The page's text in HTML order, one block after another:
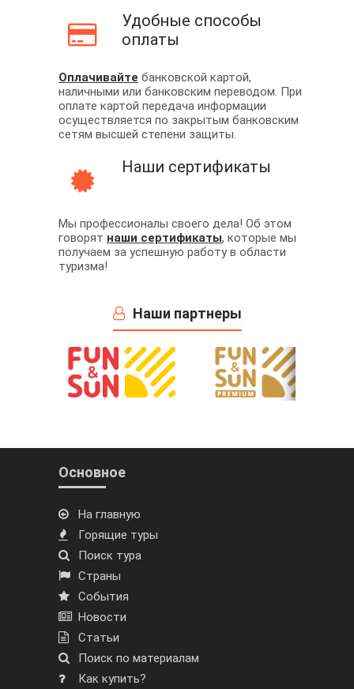
Удобные способы
оплаты
Оплачивайте банковской картой,
наличными или банковским переводом. При
оплате картой передача информации
осуществляется по закрытым банковским
сетям высшей степени защиты.
Наши сертификаты
Мы профессионалы своего дела! Об этом
говорят наши сертификаты, которые мы
получаем за успешную работу в области
туризма!
Наши партнеры
Основное
На главную
Горящие туры
Поиск тура
Страны
События
Новости
Статьи
Поиск по материалам
Как купить?